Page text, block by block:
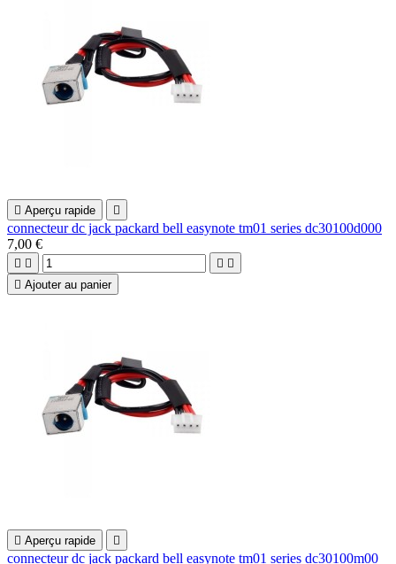
 Aperçu rapide 
connecteur dc jack packard bell easynote tm01 series dc30100d000
7,00 €
   
 Ajouter au panier
 Aperçu rapide 
connecteur dc jack packard bell easynote tm01 series dc30100m00